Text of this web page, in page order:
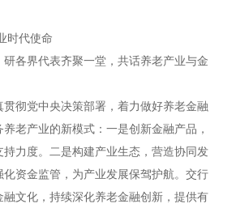
时代使命
各界代表齐聚一堂，共话养老产业与金
彻党中央决策部署，着力做好养老金融
老产业的新模式：一是创新金融产品，
持力度。二是构建产业生态，营造协同发
化资金监管，为产业发展保驾护航。交行
文化，持续深化养老金融创新，提供有